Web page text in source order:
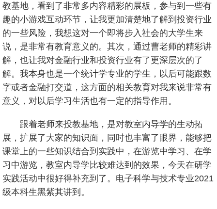
教基地，看到了非常多内容精彩的展板，参与到一些有
趣的小游戏互动环节，让我更加清楚地了解到投资行业
的一些风险，我想这对一个即将步入社会的大学生来
说，是非常有教育意义的。其次，通过曹老师的精彩讲
解，也让我对金融行业和投资行业有了更深层次的了
解。我本身也是一个统计学专业的学生，以后可能跟数
字或者金融打交道，这方面的相关教育对我来说非常有
意义，对以后学习生活也有一定的指导作用。
跟着老师来投教基地，是对教室内导学的生动拓
展，扩展了大家的知识面，同时也丰富了眼界，能够把
课堂上的一些知识结合到实践中，在游览中学习、在学
习中游览，教室内导学比较难达到的效果，今天在研学
实践活动中很好得补充到了。电子科学与技术专业2021
级本科生黑紫其讲到。